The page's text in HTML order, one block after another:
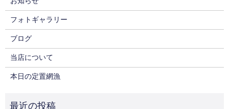
フォトギャラリー
ブログ
当店について
本日の定置網漁